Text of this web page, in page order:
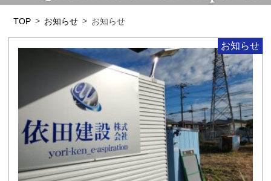
TOP お知らせ お知らせ
お知らせ